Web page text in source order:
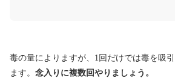
毒の量によりますが、1回だけでは毒を吸
ます。 念入りに複数回やりましょう。